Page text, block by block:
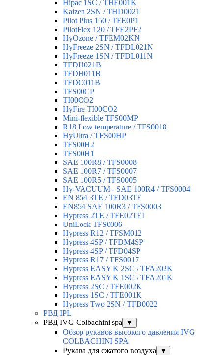
Hipac 1SC / THE001K
Kaizen 2SN / THD0021
Pilot Plus 150 / TFE0P1
PilotFlex 120 / TFE2PF2
HyOzone / TFEM02KN
HyFreeze 2SN / TFDL021N
HyFreeze 1SN / TFDL011N
TFDH021B
TFDH011B
TFDC011B
TFS00CP
TI00CO2
HyFire TI00CO2
Mini-flexible TFS00MP
R18 Low temperature / TFS0018
HyUltra / TFS00HP
TFS00H2
TFS00H1
SAE 100R8 / TFS0008
SAE 100R7 / TFS0007
SAE 100R5 / TFS0005
Hy-VACUUM - SAE 100R4 / TFS0004
EN 854 3TE / TFD03TE
EN854 SAE 100R3 / TFS0003
Hypress 2TE / TFE02TEI
UniLock TFS0006
Hypress R12 / TFSM012
Hypress 4SP / TFDM4SP
Hypress 4SP / TFD04SP
Hypress R17 / TFS0017
Hypress EASY K 2SC / TFA202K
Hypress EASY K 1SC / TFA201K
Hypress 2SC / TFE002K
Hypress 1SC / TFE001K
Hypress Two 2SN / TFD0022
РВД IPL
РВД IVG Colbachini spa
▼
Обзор рукавов высокого давления IVG
COLBACHINI SPA
Рукава для сжатого воздуха
▼